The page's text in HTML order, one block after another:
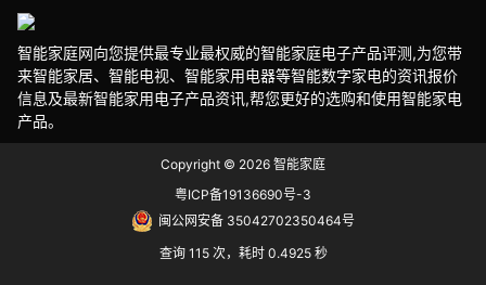
智能家庭网向您提供最专业最权威的智能家庭电子产品评测,为您带
来智能家居、智能电视、智能家用电器等智能数字家电的资讯报价
信息及最新智能家用电子产品资讯,帮您更好的选购和使用智能家电
产品。
Copyright © 2026 智能家庭
粤ICP备19136690号-3
闽公网安备 35042702350464号
查询 115 次，耗时 0.4925 秒